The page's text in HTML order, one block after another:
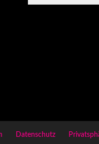
Datenschutz